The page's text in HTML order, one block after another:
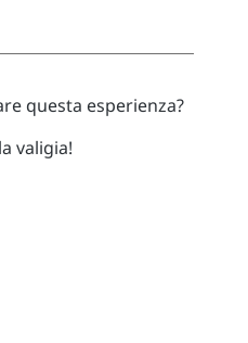
questa esperienza?
valigia!